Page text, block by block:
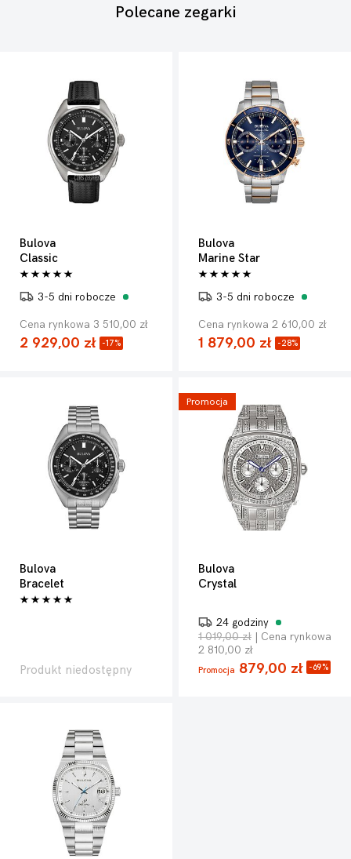
Polecane zegarki
Bulova
Classic
3-5 dni robocze
Cena rynkowa 3 510,00 zł
2 929,00 zł -17%
Bulova
Marine Star
3-5 dni robocze
Cena rynkowa 2 610,00 zł
1 879,00 zł -28%
Bulova
Bracelet
Produkt niedostępny
Promocja
Bulova
Crystal
24 godziny
1 019,00 zł | Cena rynkowa
2 810,00 zł
Promocja 879,00 zł -69%